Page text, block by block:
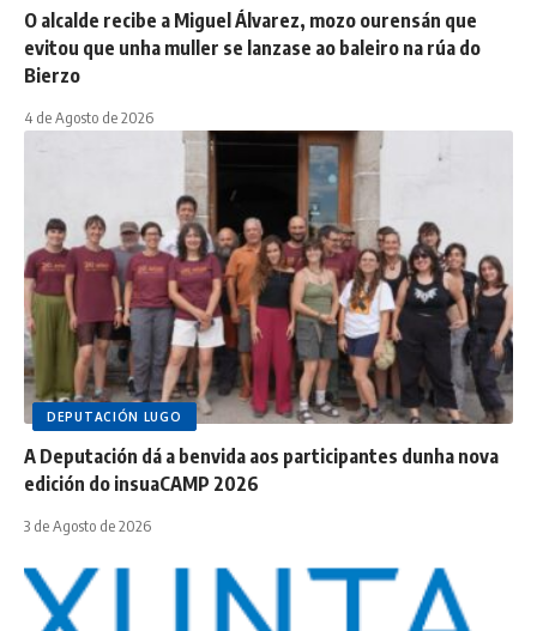
O alcalde recibe a Miguel Álvarez, mozo ourensán que
evitou que unha muller se lanzase ao baleiro na rúa do
Bierzo
4 de Agosto de 2026
DEPUTACIÓN LUGO
A Deputación dá a benvida aos participantes dunha nova
edición do insuaCAMP 2026
3 de Agosto de 2026